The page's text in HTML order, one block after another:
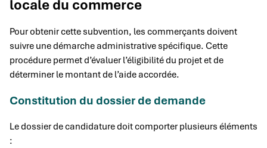
locale du commerce
Pour obtenir cette subvention, les commerçants doivent
suivre une démarche administrative spécifique. Cette
procédure permet d’évaluer l’éligibilité du projet et de
déterminer le montant de l’aide accordée.
Constitution du dossier de demande
Le dossier de candidature doit comporter plusieurs éléments
: